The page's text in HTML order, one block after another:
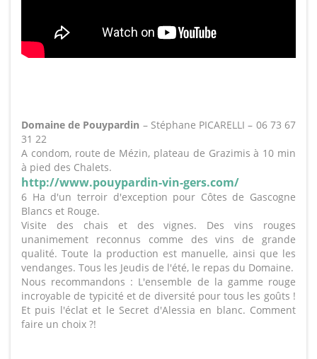
Domaine de Pouypardin – Stéphane PICARELLI – 06 73 67
31 22
A condom, route de Mézin, plateau de Grazimis à 10 min
à pied des Chalets.
http://www.pouypardin-vin-gers.com/
6 Ha d'un terroir d'exception pour Côtes de Gascogne
Blancs et Rouge.
Visite des chais et des vignes. Des vins rouges
unanimement reconnus comme des vins de grande
qualité. Toute la production est manuelle, ainsi que les
vendanges. Tous les Jeudis de l'été, le repas du Domaine.
Nous recommandons : L'ensemble de la gamme rouge
incroyable de typicité et de diversité pour tous les goûts !
Et puis l'éclat et le Secret d'Alessia en blanc. Comment
faire un choix ?!